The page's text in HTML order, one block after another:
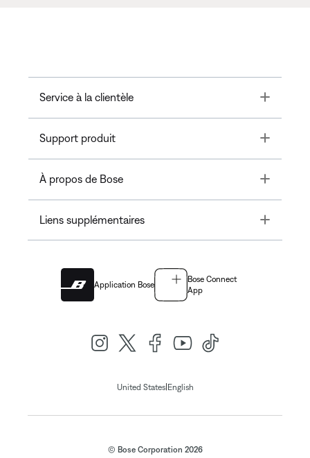
Service à la clientèle Toggle
Support produit Toggle
À propos de Bose Toggle
Liens supplémentaires Toggle
Application Bose
Bose Connect
App
United States| English
© Bose Corporation 2026